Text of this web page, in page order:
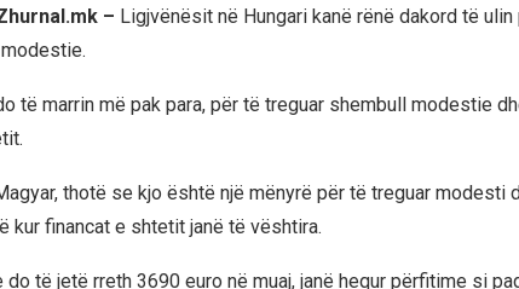
– Ligjvënësit në Hungari kanë rënë dakord të ulin
të marrin më pak para, për të treguar shembull modestie
thotë se kjo është një mënyrë për të treguar modesti
kur financat e shtetit janë të vështira.
do të jetë rreth 3690 euro në muaj, janë hequr përfitime si